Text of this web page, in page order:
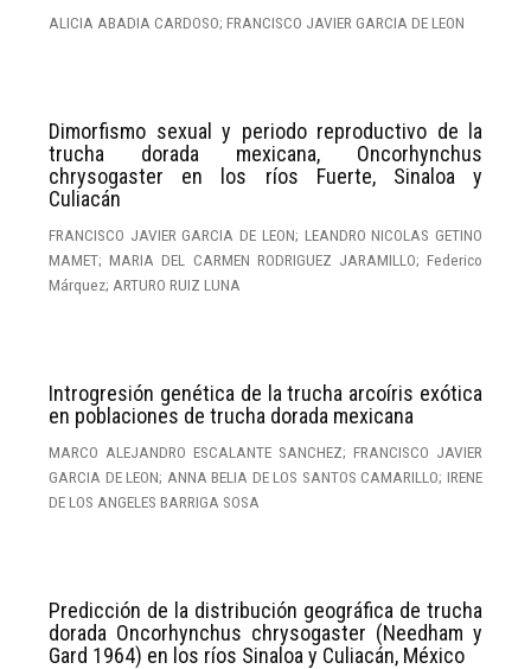
ALICIA ABADIA CARDOSO; FRANCISCO JAVIER GARCIA DE LEON
Dimorfismo sexual y periodo reproductivo de la
trucha dorada mexicana, Oncorhynchus
chrysogaster en los ríos Fuerte, Sinaloa y
Culiacán
FRANCISCO JAVIER GARCIA DE LEON; LEANDRO NICOLAS GETINO
MAMET; MARIA DEL CARMEN RODRIGUEZ JARAMILLO; Federico
Márquez; ARTURO RUIZ LUNA
Introgresión genética de la trucha arcoíris exótica
en poblaciones de trucha dorada mexicana
MARCO ALEJANDRO ESCALANTE SANCHEZ; FRANCISCO JAVIER
GARCIA DE LEON; ANNA BELIA DE LOS SANTOS CAMARILLO; IRENE
DE LOS ANGELES BARRIGA SOSA
Predicción de la distribución geográfica de trucha
dorada Oncorhynchus chrysogaster (Needham y
Gard 1964) en los ríos Sinaloa y Culiacán, México